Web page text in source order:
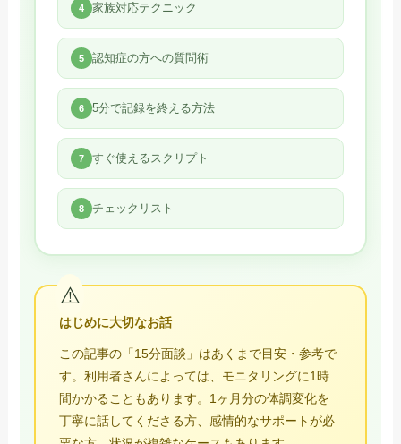
4 家族対応テクニック
5 認知症の方への質問術
6 5分で記録を終える方法
7 すぐ使えるスクリプト
8 チェックリスト
はじめに大切なお話
この記事の「15分面談」はあくまで目安・参考で
す。利用者さんによっては、モニタリングに1時
間かかることもあります。1ヶ月分の体調変化を
丁寧に話してくださる方、感情的なサポートが必